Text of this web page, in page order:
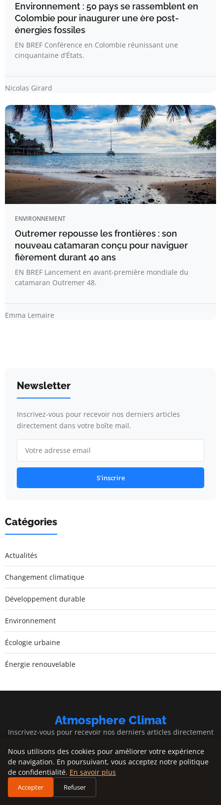
Environnement : 50 pays se rassemblent en
Colombie pour inaugurer une ère post-
énergies fossiles
EN BREF Conférence en Colombie réunissant une
cinquantaine d’États.
Nicolas Girard
ENVIRONNEMENT
Outremer repousse les frontières : son
nouveau catamaran conçu pour naviguer
fièrement durant 40 ans
EN BREF Lancement en avant-première mondiale du
catamaran Outremer 48.
Emma Lemaire
Newsletter
Inscrivez-vous pour recevoir nos derniers articles
directement dans votre boîte mail.
S'inscrire
Catégories
Actualités
Changement climatique
Développement durable
Environnement
Écologie urbaine
Énergie renouvelable
Atmosphere Climat
Inscrivez-vous pour recevoir nos derniers articles directement
S'inscrire
Nous utilisons des cookies pour améliorer votre expérience
de navigation. En poursuivant, vous acceptez notre politique
de confidentialité. En savoir plus
Accepter Refuser